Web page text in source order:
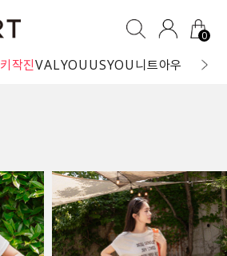
0
키작진VALYOUUSYOU니트아우터 블라